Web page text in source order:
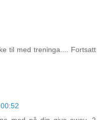
til med treninga.... Fortsatt